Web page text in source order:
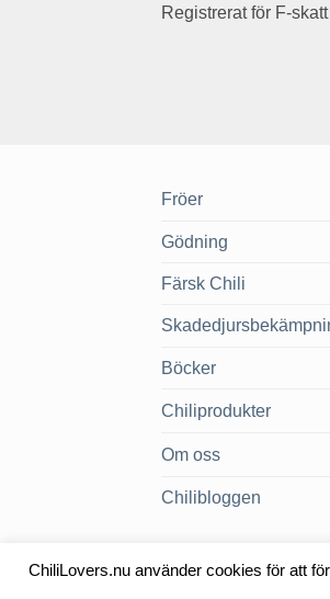
Registrerat för F-skatt
Fröer
Gödning
Färsk Chili
Böcker
Chiliprodukter
Om oss
Chilibloggen
ChiliLovers.nu använder cookies för att